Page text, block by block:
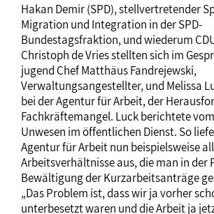
Hakan Demir (SPD), stellvertretender
Migration und Integration in der SPD-
Bundestagsfraktion, und wiederum
Christoph de Vries stellten sich im
jugend Chef Matthäus Fandrejewski,
Verwaltungsangestellter, und Melissa
bei der Agentur für Arbeit, der
Fachkräftemangel. Luck berichtete
Unwesen im öffentlichen Dienst. So
Agentur für Arbeit nun beispielsweise
Arbeitsverhältnisse aus, die man in der
Bewältigung der Kurzarbeitsanträge
„Das Problem ist, dass wir ja vorher
unterbesetzt waren und die Arbeit ja